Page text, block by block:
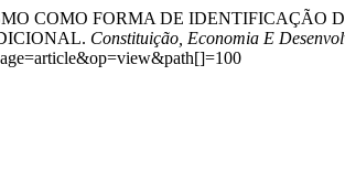
COMO FORMA DE
Constituição, Economia E